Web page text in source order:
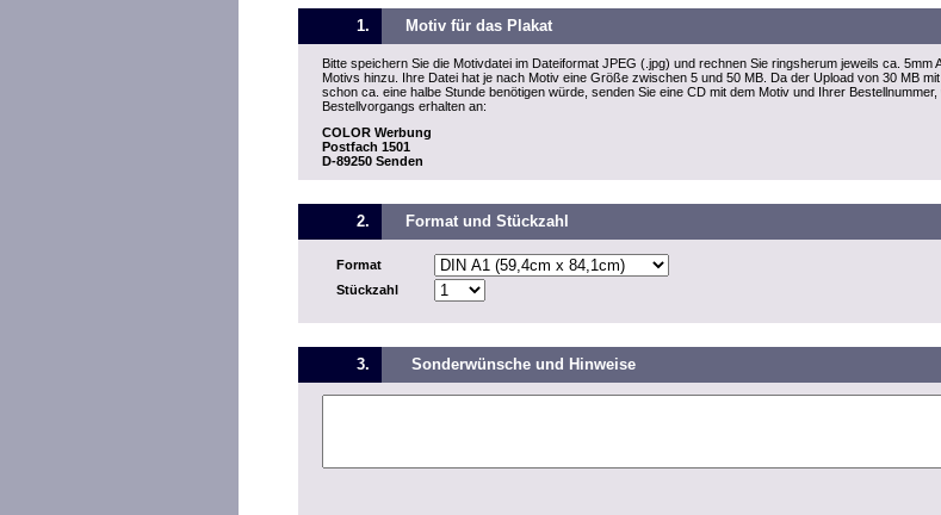
1. Motiv für das Plakat
Bitte speichern Sie die Motivdatei im Dateiformat JPEG (.jpg) und rechnen Sie ringsherum jeweils ca. 5mm
Motivs hinzu. Ihre Datei hat je nach Motiv eine Größe zwischen 5 und 50 MB. Da der Upload von 30 MB
schon ca. eine halbe Stunde benötigen würde, senden Sie eine CD mit dem Motiv und Ihrer
Bestellvorgangs erhalten an:
COLOR Werbung
Postfach 1501
D-89250 Senden
2. Format und Stückzahl
Format
Stückzahl
3. Sonderwünsche und Hinweise